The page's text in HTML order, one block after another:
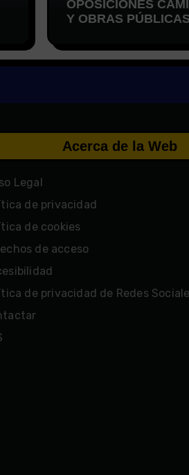
OPOSICIONES
Y OBRAS
Acerca de la Web
Legal
de privacidad
de cookies
de acceso
de privacidad de Redes